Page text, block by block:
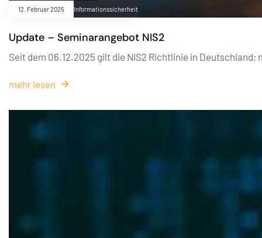
12. Februar 2025 Informationssicherheit
Update – Seminarangebot NIS2
Seit dem 06.12.2025 gilt die NIS2 Richtlinie in
mehr lesen